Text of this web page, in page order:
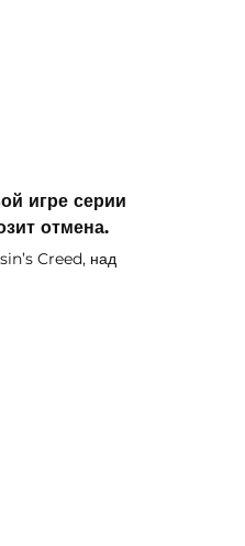
игре серии
отмена.
Creed, над